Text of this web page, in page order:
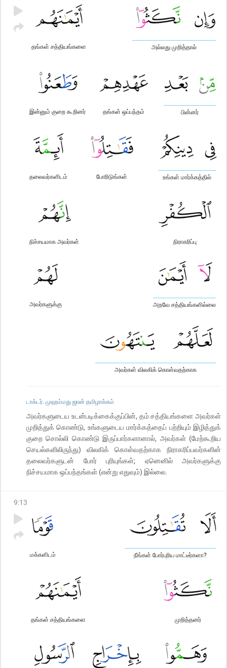
அல்லது முறித்தால்
தங்கள் சத்தியங்களை
பின்னர்
தங்கள் ஒப்பந்தம்
இன்னும் குறை கூறினர்
உங்கள் மார்க்கத்தில்
போரிடுங்கள்
தலைவர்களிடம்
நிராகரிப்பு
நிச்சயமாக அவர்கள்
அறவே சத்தியங்களில்லை
அவர்களுக்கு
அவர்கள் விலகிக் கொள்வதற்காக
டாக்டர். முஹம்மது ஜான் தமிழாக்கம்
அவர்களுடைய உடன்படிக்கைக்குப்பின், தம் சத்தியங்களை அவர்கள்
முறித்துக் கொண்டு, உங்களுடைய மார்க்கத்தைப் பற்றியும் இழித்துக்
குறை சொல்லி கொண்டு இருப்பார்களானால், அவர்கள் (மேற்கூறிய
செயல்களிலிருந்து) விலகிக் கொள்வதற்காக நிராகரிப்பவர்களின்
தலைவர்களுடன் போர் புரியுங்கள்; ஏனெனில் அவர்களுக்கு
நிச்சயமாக ஒப்பந்தங்கள் (என்று எதுவும்) இல்லை.
9:13
நீங்கள் போர்புரிய மாட்டீர்களா?
மக்களிடம்
முறித்தனர்
தங்கள் சத்தியங்களை